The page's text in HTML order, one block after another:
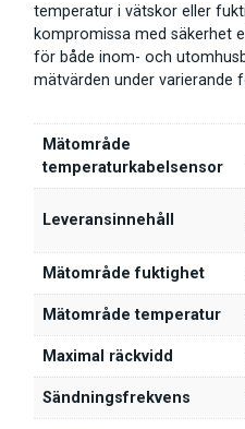
temperatur i vätskor eller
kompromissa med säkerhet
för både inom- och
mätvärden under varierande
Mätområde
temperaturkabelsensor
Leveransinnehåll
Mätområde fuktighet
Mätområde temperatur
Maximal räckvidd
Sändningsfrekvens